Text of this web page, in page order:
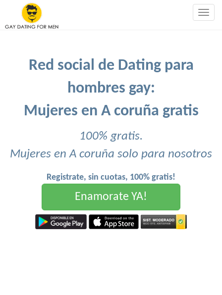
Red social de Dating para
hombres gay:
Mujeres en A coruña gratis
100% gratis.
Mujeres en A coruña solo para nosotros
Registrate, sin cuotas, 100% gratis!
Enamorate YA!